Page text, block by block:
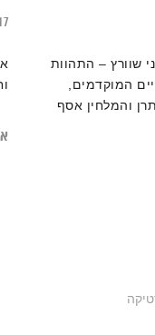
שוורץ – התהוות
המוקדמים,
והמלחין אסף